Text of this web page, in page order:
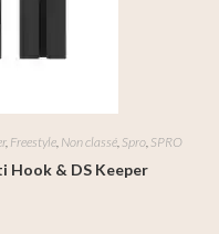
, Freestyle Non classé Spro SPRO
Hook & DS Keeper